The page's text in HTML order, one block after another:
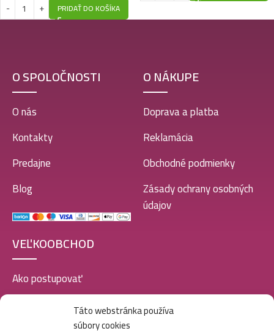
Táto webstránka používa
súbory cookies
PRIDAŤ DO KOŠÍKA
O SPOLOČNOSTI
O nás
Kontakty
Predajne
Blog
O NÁKUPE
Doprava a platba
Reklamácia
Obchodné podmienky
Zásady ochrany osobných
údajov
VEĽKOOBCHOD
Ako postupovať